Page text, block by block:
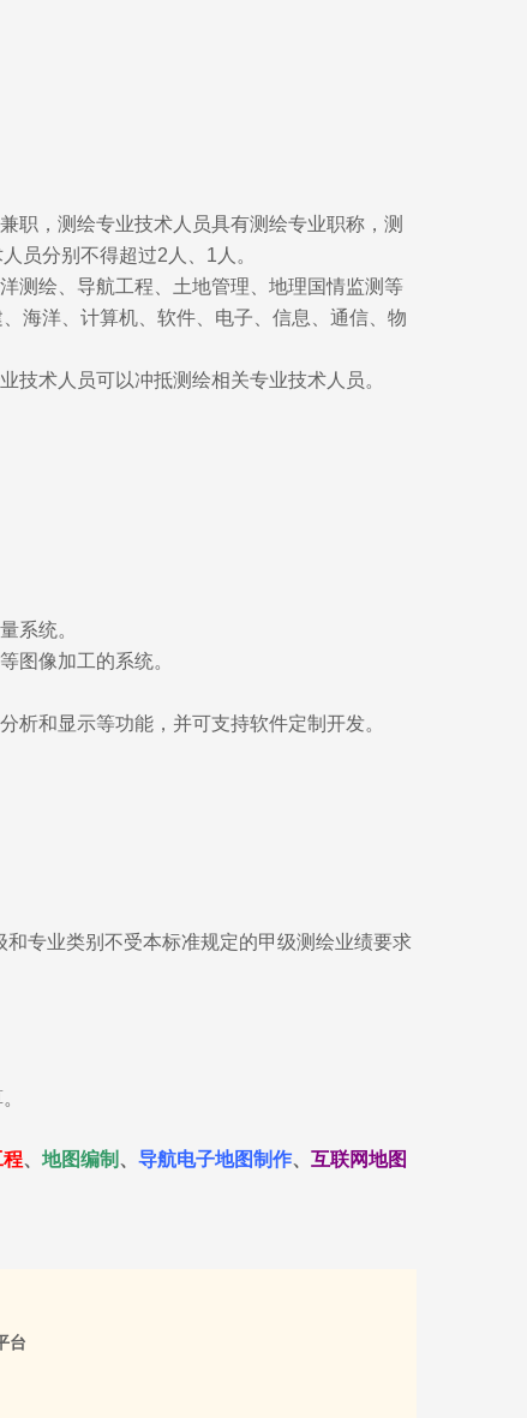
职，测绘专业技术人员具有测绘专业职称，测
员分别不得超过2人、1人。
测绘、导航工程、土地管理、地理国情监测等
海洋、计算机、软件、电子、信息、通信、物
术人员可以冲抵测绘相关专业技术人员。
系统。
图像加工的系统。
和显示等功能，并可支持软件定制开发。
专业类别不受本标准规定的甲级测绘业绩要求
程、 地图编制 、 导航电子地图制作、 互联网地图
台